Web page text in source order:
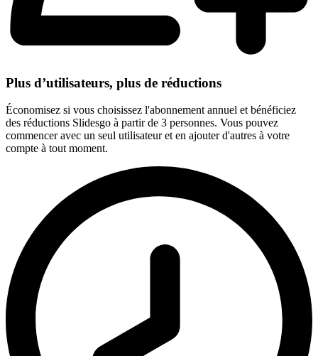
Plus d’utilisateurs, plus de réductions
Économisez si vous choisissez l'abonnement annuel et bénéficiez
des réductions Slidesgo à partir de 3 personnes. Vous pouvez
commencer avec un seul utilisateur et en ajouter d'autres à votre
compte à tout moment.